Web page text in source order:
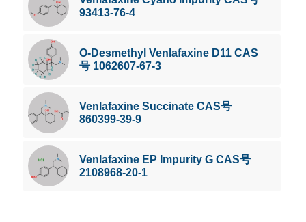
93413-76-4
O-Desmethyl Venlafaxine D11 CAS
号 1062607-67-3
Venlafaxine Succinate CAS号
860399-39-9
Venlafaxine EP Impurity G CAS号
2108968-20-1